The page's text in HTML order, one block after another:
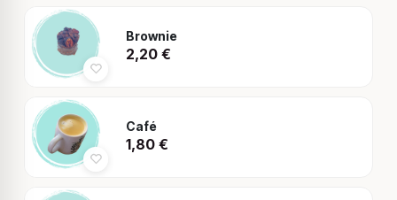
Brownie
2,20 €
Café
1,80 €